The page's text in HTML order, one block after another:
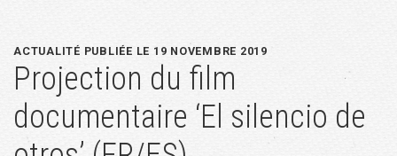
ACTUALITÉ PUBLIÉE LE 19 NOVEMBRE 2019
Projection du film
documentaire ‘El silencio de